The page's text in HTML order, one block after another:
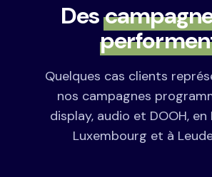
Des
Quelques cas clients
nos campagnes
display, audio et DOOH, en
Luxembourg et à